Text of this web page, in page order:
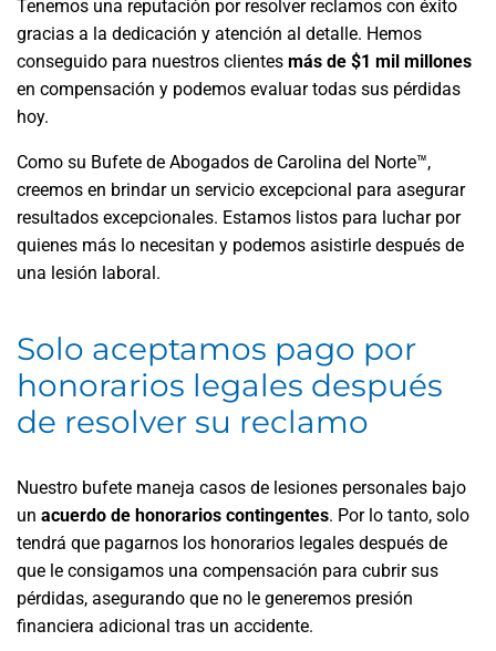
Tenemos una reputación por resolver reclamos con éxito
gracias a la dedicación y atención al detalle. Hemos
conseguido para nuestros clientes más de $1 mil millones
en compensación y podemos evaluar todas sus pérdidas
hoy.
Como su Bufete de Abogados de Carolina del Norte™,
creemos en brindar un servicio excepcional para asegurar
resultados excepcionales. Estamos listos para luchar por
quienes más lo necesitan y podemos asistirle después de
una lesión laboral.
Solo aceptamos pago por
honorarios legales después
de resolver su reclamo
Nuestro bufete maneja casos de lesiones personales bajo
un acuerdo de honorarios contingentes. Por lo tanto, solo
tendrá que pagarnos los honorarios legales después de
que le consigamos una compensación para cubrir sus
pérdidas, asegurando que no le generemos presión
financiera adicional tras un accidente.